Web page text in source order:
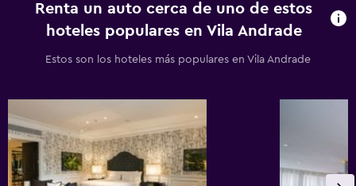
Renta un auto cerca de uno de estos
hoteles populares en Vila Andrade
Estos son los hoteles más populares en Vila Andrade